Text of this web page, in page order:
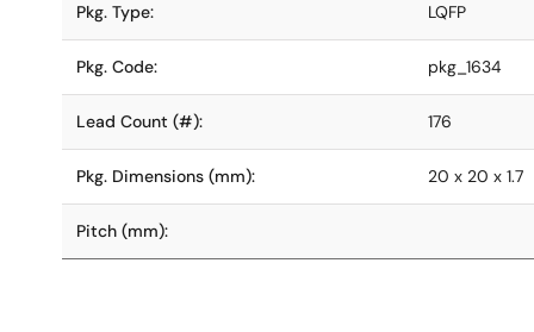
Pkg. Type: LQFP
Pkg. Code: pkg_1634
Lead Count (#): 176
Pkg. Dimensions (mm): 20 x 20 x 1.7
Pitch (mm):